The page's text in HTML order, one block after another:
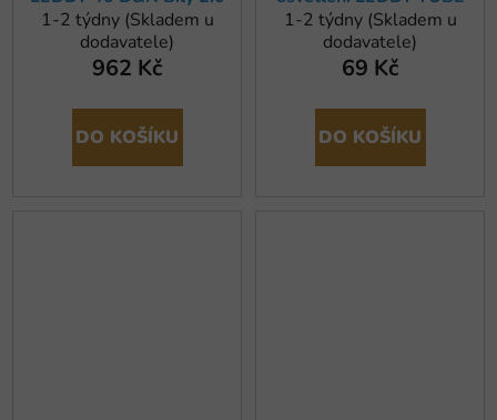
1-2 týdny (Skladem u
dodavatele)
962 Kč
DO KOŠÍKU
1-2 týdny (Skladem u
dodavatele)
69 Kč
DO KOŠÍKU